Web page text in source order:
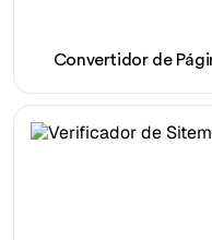
Convertidor de